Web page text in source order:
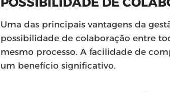
Uma das principais vantagens da
possibilidade de colaboração entre
mesmo processo. A facilidade de
um benefício significativo.